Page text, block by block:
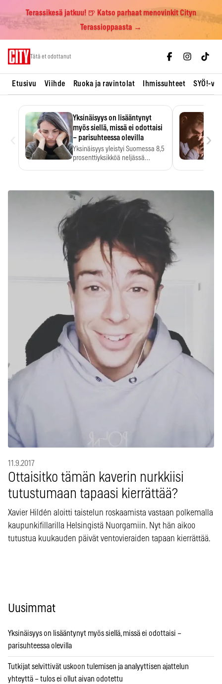
Terassikesä jatkuu! 🍺 Katso parhaat menovinkit Cityn
Terassioppaasta →
Tätä et odottanut
Etusivu Viihde Ruoka ja ravintolat Ihmissuhteet SYÖ!-
Yksinäisyys on lisääntynyt
myös siellä, missä ei odottaisi
– parisuhteessa olevilla
Yksinäisyys yleistyi Suomessa 8,5
prosenttiyksikköä neljässä
›
11.9.2017
Ottaisitko tämän kaverin nurkkiisi
tutustumaan tapaasi kierrättää?
Xavier Hildén aloitti taistelun roskaamista vastaan polkemalla
kaupunkifillarilla Helsingistä Nuorgamiin. Nyt hän aikoo
tutustua kuukauden päivät ventovieraiden tapaan kierrättää.
Uusimmat
Yksinäisyys on lisääntynyt myös siellä, missä ei odottaisi –
parisuhteessa olevilla
Tutkijat selvittivät uskoon tulemisen ja analyyttisen ajattelun
yhteyttä – tulos ei ollut aivan odotettu